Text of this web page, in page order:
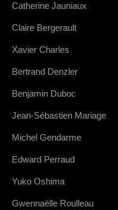
Catherine Jauniaux
Claire Bergerault
Xavier Charles
Bertrand Denzler
Benjamin Duboc
Jean-Sébastien Mariage
Michel Gendarme
Edward Perraud
Yuko Oshima
Gwennaëlle Roulleau